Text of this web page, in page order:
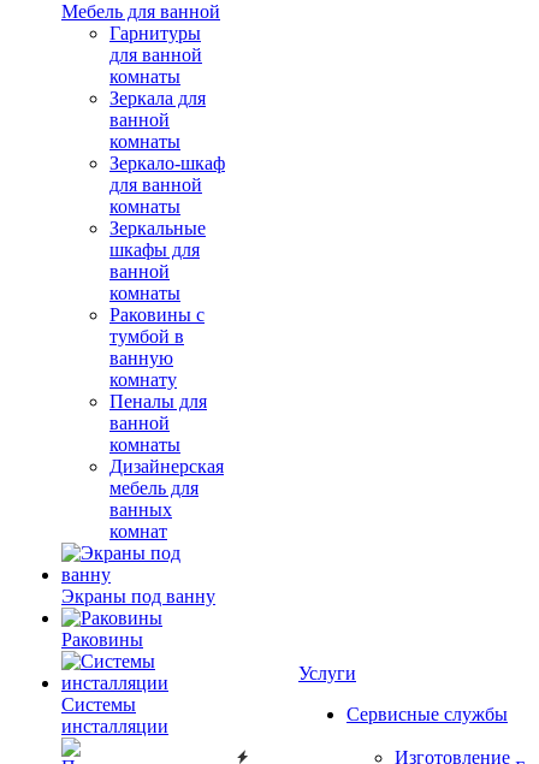
Мебель для ванной
Гарнитуры
для ванной
комнаты
Зеркала для
ванной
комнаты
Зеркало-шкаф
для ванной
комнаты
Зеркальные
шкафы для
ванной
комнаты
Раковины с
тумбой в
ванную
комнату
Пеналы для
ванной
комнаты
Дизайнерская
мебель для
ванных
комнат
Экраны под ванну
Раковины
Системы
инсталляции
Услуги
Сервисные службы
Изготовление